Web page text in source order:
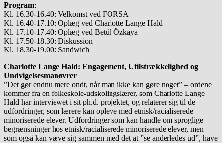
Program:
Kl. 16.30-16.40: Velkomst ved FORSA
Kl. 16.40-17.10: Oplæg ved Charlotte Lange Hald
Kl. 17.10-17.40: Oplæg ved Betül Özkaya
Kl. 17.50-18.30: Diskussion
Kl. 18.30-19.00: Sandwich
Charlotte Lange Hald: Engagement, Utilstrækkelighed og
Undvigelsesmanøvrer
”Det gør endnu mere ondt, når man ikke kan gøre noget” – ordene
kommer fra en folkeskole-udskolingslærer, som Charlotte Lange
Hald har interviewet i sit ph.d. projektet, og relaterer sig til de
udfordringer, som lærere kan opleve med etnisk/racialiserede
minoriserede elever. Udfordringer som kan handle om sproglige
begrænsninger hos etnisk/racialiserede minoriserede elever, men
som også kan væve sig sammen med det at ”se anderledes ud”, have